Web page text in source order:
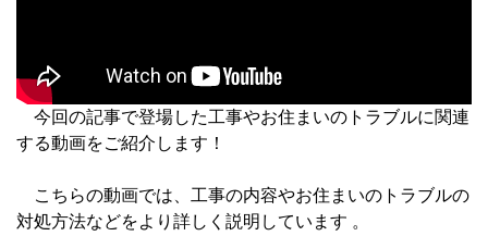
今回の記事で登場した工事やお住まいのトラブルに関連
する動画をご紹介します！
こちらの動画では、工事の内容やお住まいのトラブルの
対処方法などをより詳しく説明しています 。